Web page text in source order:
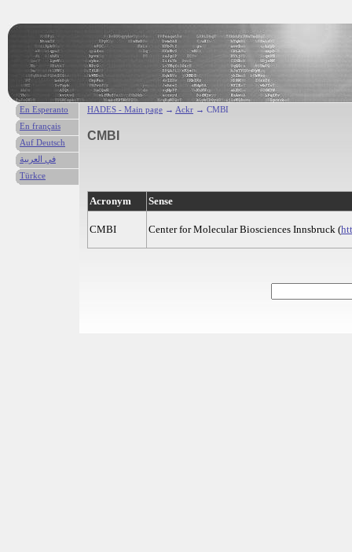
HADES - Main page → Ackr → CMBI
CMBI
Acronym Sense
CMBI Center for Molecular Biosciences Innsbruck (
En Esperanto
En français
Auf Deutsch
في العربية
Türkce